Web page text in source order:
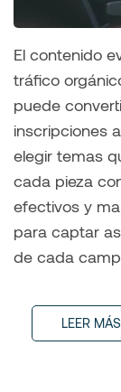
El contenido
tráfico
puede
inscripciones
elegir temas
cada pieza
efectivos y
para captar
de cada
LEER MÁS